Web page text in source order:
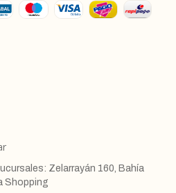
Zelarrayán 160, Bahía
Shopping